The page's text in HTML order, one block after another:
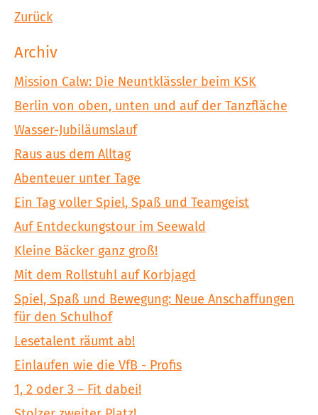
Zurück
Archiv
Mission Calw: Die Neuntklässler beim KSK
Berlin von oben, unten und auf der Tanzfläche
Wasser-Jubiläumslauf
Raus aus dem Alltag
Abenteuer unter Tage
Ein Tag voller Spiel, Spaß und Teamgeist
Auf Entdeckungstour im Seewald
Kleine Bäcker ganz groß!
Mit dem Rollstuhl auf Korbjagd
Spiel, Spaß und Bewegung: Neue Anschaffungen
für den Schulhof
Lesetalent räumt ab!
Einlaufen wie die VfB - Profis
1, 2 oder 3 – Fit dabei!